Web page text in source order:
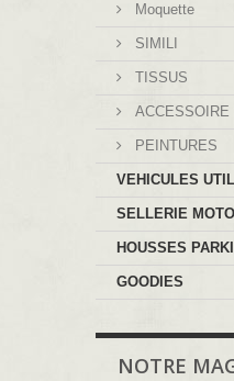
Moquette
SIMILI
TISSUS
ACCESSOIRE
PEINTURES
VEHICULES
SELLERIE
HOUSSES
GOODIES
NOTRE